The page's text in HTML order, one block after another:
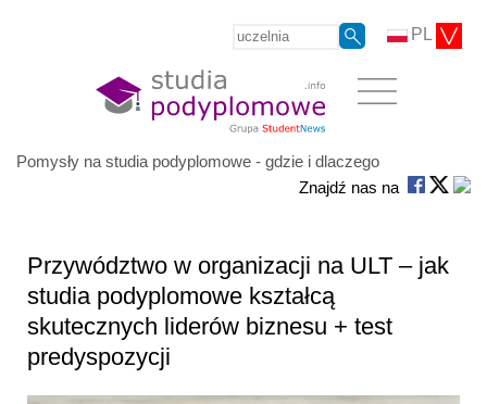
PL
Pomysły na studia podyplomowe - gdzie i dlaczego
Znajdź nas na
Przywództwo w organizacji na ULT – jak
studia podyplomowe kształcą
skutecznych liderów biznesu + test
predyspozycji